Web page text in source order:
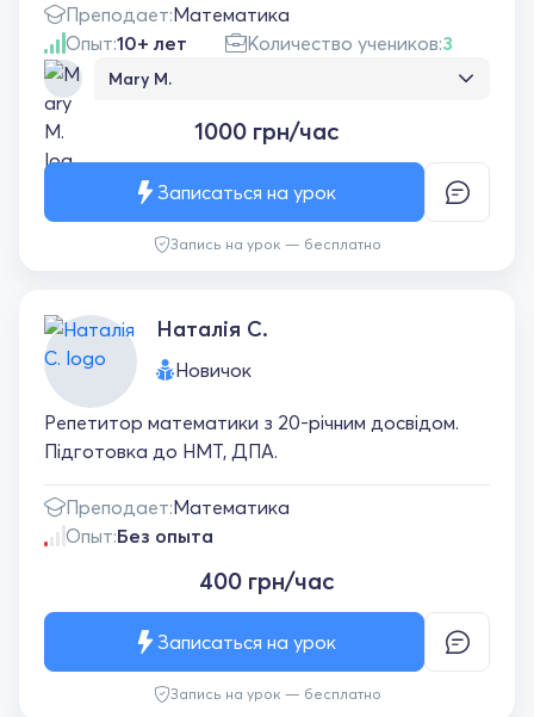
Преподает:Математика
Опыт:10+ лет Количество учеников:3
Mary M.
ставиться до занять. Доступно пояснює.
математики.
1000 грн/час
Запись на урок — бесплатно
Записаться на урок
Наталія С.
Новичок
Репетитор математики з 20-річним досвідом.
Підготовка до НМТ, ДПА.
Преподает:Математика
Опыт:Без опыта
400 грн/час
Запись на урок — бесплатно
Записаться на урок